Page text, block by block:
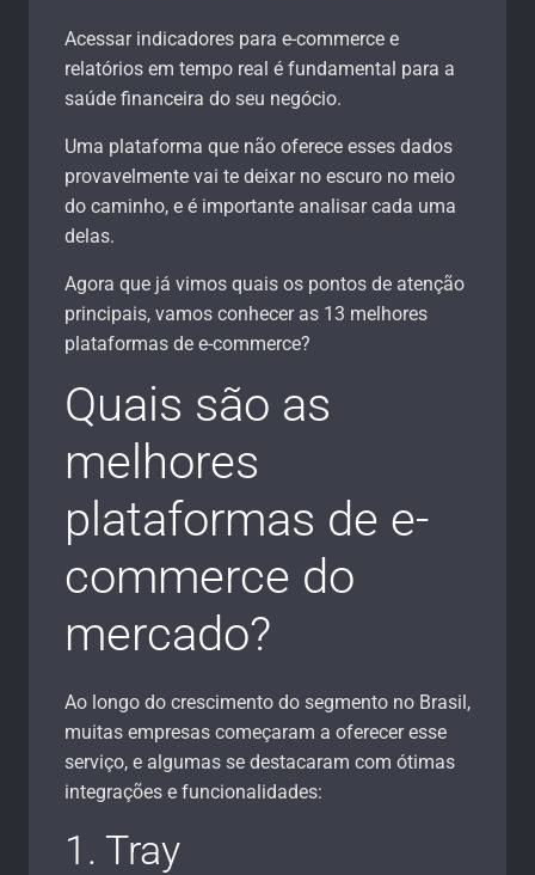
Acessar indicadores para e-commerce e
relatórios em tempo real é fundamental para a
saúde financeira do seu negócio.
Uma plataforma que não oferece esses dados
provavelmente vai te deixar no escuro no meio
do caminho, e é importante analisar cada uma
delas.
Agora que já vimos quais os pontos de atenção
principais, vamos conhecer as 13 melhores
plataformas de e-commerce?
Quais são as
melhores
plataformas de e-
commerce do
mercado?
Ao longo do crescimento do segmento no Brasil,
muitas empresas começaram a oferecer esse
serviço, e algumas se destacaram com ótimas
integrações e funcionalidades:
1. Tray